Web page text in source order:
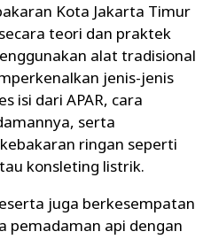
Kota Jakarta Timur
teori dan praktek
alat tradisional
jenis-jenis
isi dari APAR, cara
serta
ringan seperti
konsleting listrik.
juga berkesempatan
pemadaman api dengan